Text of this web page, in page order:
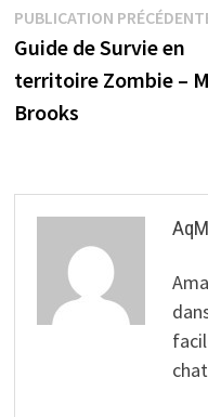
Navigation
de
l’article
PUBLICATION
Guide de Survie en
territoire Zombie –
Brooks